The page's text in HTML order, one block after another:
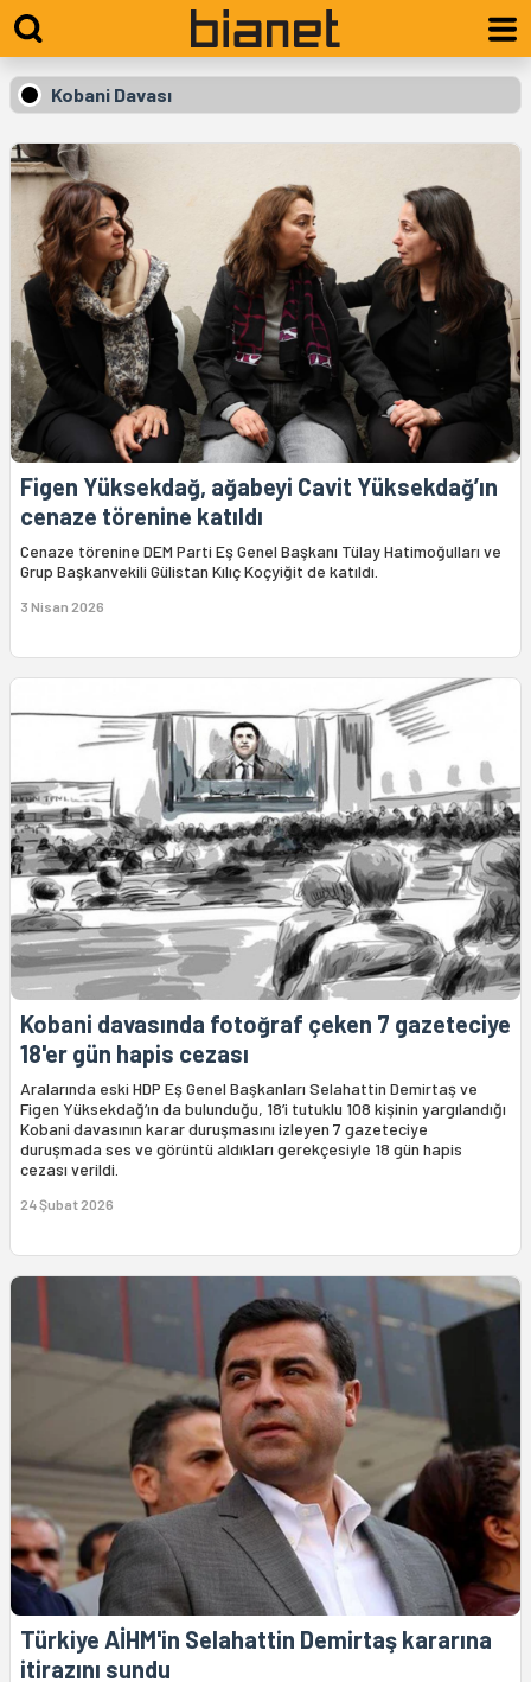
Kobani Davası
Figen Yüksekdağ, ağabeyi Cavit Yüksekdağ’ın
cenaze törenine katıldı
Cenaze törenine DEM Parti Eş Genel Başkanı Tülay Hatimoğulları ve
Grup Başkanvekili Gülistan Kılıç Koçyiğit de katıldı.
3 Nisan 2026
Kobani davasında fotoğraf çeken 7 gazeteciye
18'er gün hapis cezası
Aralarında eski HDP Eş Genel Başkanları Selahattin Demirtaş ve
Figen Yüksekdağ’ın da bulunduğu, 18’i tutuklu 108 kişinin yargılandığı
Kobani davasının karar duruşmasını izleyen 7 gazeteciye
duruşmada ses ve görüntü aldıkları gerekçesiyle 18 gün hapis
cezası verildi.
24 Şubat 2026
Türkiye AİHM'in Selahattin Demirtaş kararına
itirazını sundu